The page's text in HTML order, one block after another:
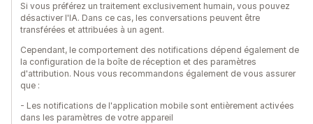
Si vous préférez un traitement exclusivement humain, vous pouvez
désactiver l'IA. Dans ce cas, les conversations peuvent être
transférées et attribuées à un agent.
Cependant, le comportement des notifications dépend également de
la configuration de la boîte de réception et des paramètres
d'attribution. Nous vous recommandons également de vous assurer
que :
- Les notifications de l'application mobile sont entièrement activées
dans les paramètres de votre appareil